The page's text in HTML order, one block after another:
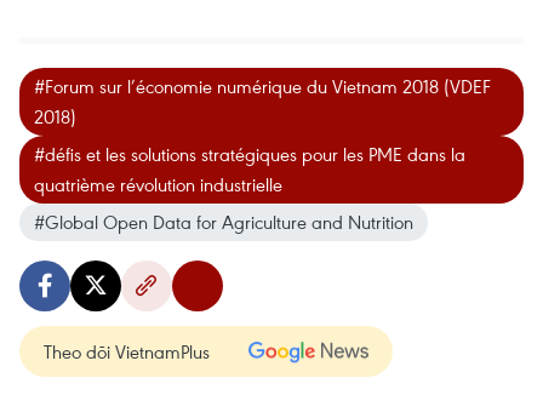
#Forum sur l’économie numérique du Vietnam 2018 (VDEF
2018)
#défis et les solutions stratégiques pour les PME dans la
quatrième révolution industrielle
#Global Open Data for Agriculture and Nutrition
Theo dõi VietnamPlus